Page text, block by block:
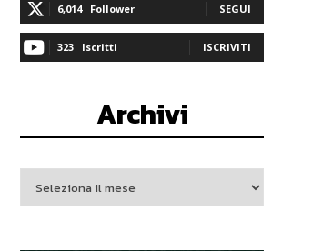
6,014 Follower SEGUI
323 Iscritti ISCRIVITI
Archivi